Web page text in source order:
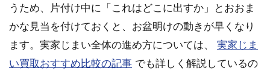
うため、片付け中に「これはどこに出すか」とおおま
かな見当を付けておくと、お盆明けの動きが早くなり
ます。実家じまい全体の進め方については、
実家じま
い買取おすすめ比較の記事 でも詳しく解説しているの